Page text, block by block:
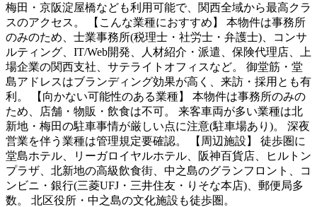
梅田・京阪淀屋橋なども利用可能で、関西全域から最高クラ
スのアクセス。 【こんな業種におすすめ】 本物件は事務所
のみのため、士業事務所(税理士・社労士・弁護士)、コンサ
ルティング、IT/Web開発、人材紹介・派遣、保険代理店、上
場企業の関西支社、サテライトオフィスなど。 御堂筋・堂
島アドレスはブランディング効果が高く、来訪・採用とも有
利。 【向かない可能性のある業種】 本物件は事務所のみの
ため、店舗・物販・飲食は不可。 来客車両が多い業種は北
新地・梅田の駐車事情が厳しい点に注意(駐車場あり)。 深夜
営業を伴う業種は管理規定要確認。 【周辺施設】 徒歩圏に
堂島ホテル、リーガロイヤルホテル、阪神百貨店、ヒルトン
プラザ、北新地の高級飲食街、中之島のグランフロント、コ
ンビニ・銀行(三菱UFJ・三井住友・りそな本店)、郵便局多
数。 北区役所・中之島の文化施設も徒歩圏。